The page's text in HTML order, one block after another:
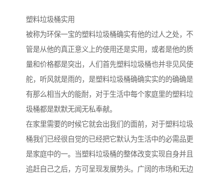
塑料垃圾桶实用
被称为环保一宝的塑料垃圾桶确实有他的过人之处，不
管是从他的真正意义上的使用还是实用，或者是他的质
量和价格都是突出，人们首先塑料垃圾桶也并非见风使
舵，听风就是雨的，是塑料垃圾桶确确实实的的确确是
有那么相当大的能耐，对于生活中每个家庭里的塑料垃
圾桶都是默默无闻无私奉献。
在家里需要的时候它就会出我们的面前，对于塑料垃圾
桶我们已经很自觉的已经把它默认为生活中的必需品更
是家庭中的一。当塑料垃圾桶的整体改变实现自身并且
追赶自己之后，方可呈现发展势头。广阔的市场和无边